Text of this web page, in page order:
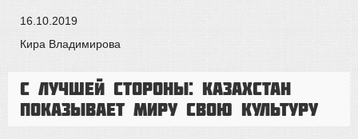
16.10.2019
Кира Владимирова
С лучшей стороны: Казахстан
показывает миру свою культуру